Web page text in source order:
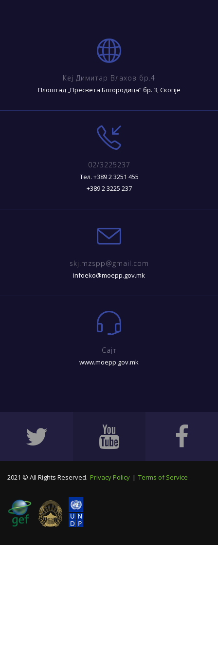
Кеј Димитар Влахов бр.4
Плоштад „Пресвета Богородица“ бр. 3, Скопје
02/3225237
Тел. +389 2 3251 455
+389 2 3225 237
skj.mzspp@gmail.com
infoeko@moepp.gov.mk
Сајт
www.moepp.gov.mk
2021 © All Rights Reserved. Privacy Policy | Terms of Service